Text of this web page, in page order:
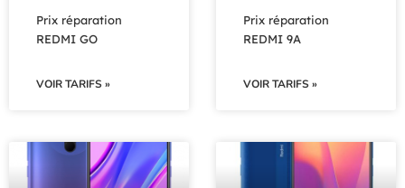
Prix réparation
REDMI GO
VOIR TARIFS »
Prix réparation
REDMI 9A
VOIR TARIFS »